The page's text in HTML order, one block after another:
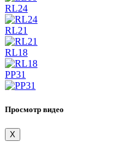
RL24
RL21
RL18
PP31
Просмотр видео
X